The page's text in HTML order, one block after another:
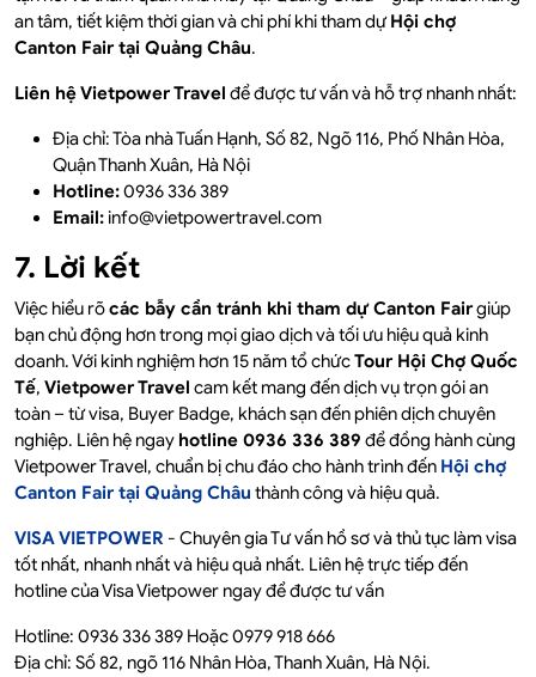
an tâm, tiết kiệm thời gian và chi phí khi tham dựHội chợ
Canton Fair tại Quảng Châu.
Liên hệ Vietpower Travel để được tư vấn và hỗ trợ nhanh nhất:
Địa chỉ: Tòa nhà Tuấn Hạnh, Số 82, Ngõ 116, Phố Nhân Hòa,
Quận Thanh Xuân, Hà Nội
Hotline:0936 336 389
Email: info@vietpowertravel.com
7. Lời kết
Việc hiểu rõcác bẫy cần tránh khi tham dự Canton Fairgiúp
bạn chủ động hơn trong mọi giao dịch và tối ưu hiệu quả kinh
doanh. Với kinh nghiệm hơn 15 năm tổ chứcTour Hội Chợ Quốc
Tế, Vietpower Travel cam kết mang đến dịch vụ trọn gói an
toàn – từ visa, Buyer Badge, khách sạn đến phiên dịch chuyên
nghiệp. Liên hệ ngay hotline 0936 336 389 để đồng hành cùng
Vietpower Travel, chuẩn bị chu đáo cho hành trình đến Hội chợ
Canton Fair tại Quảng Châu thành công và hiệu quả.
VISA VIETPOWER - Chuyên gia Tư vấn hồ sơ và thủ tục làm visa
tốt nhất, nhanh nhất và hiệu quả nhất. Liên hệ trực tiếp đến
hotline của Visa Vietpower ngay để được tư vấn
Hotline: 0936 336 389 Hoặc 0979 918 666
Địa chỉ: Số 82, ngõ 116 Nhân Hòa, Thanh Xuân, Hà Nội.